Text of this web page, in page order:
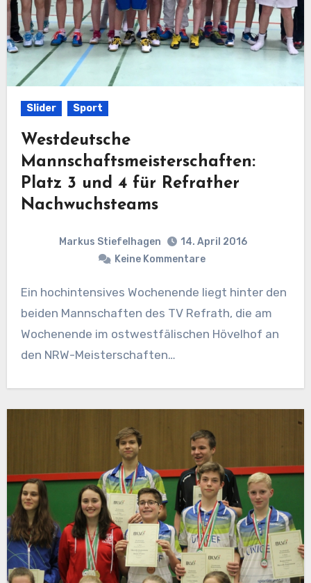
Slider Sport
Westdeutsche
Mannschaftsmeisterschaften:
Platz 3 und 4 für Refrather
Nachwuchsteams
Markus Stiefelhagen
14. April 2016
Keine Kommentare
Ein hochintensives Wochenende liegt hinter den
beiden Mannschaften des TV Refrath, die am
Wochenende im ostwestfälischen Hövelhof an
den NRW-Meisterschaften…